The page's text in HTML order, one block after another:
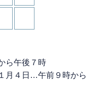
ら午後７時
月４日…午前９時から